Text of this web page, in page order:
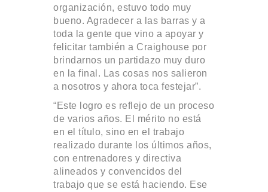
organización, estuvo todo muy
bueno. Agradecer a las barras y a
toda la gente que vino a apoyar y
felicitar también a Craighouse por
brindarnos un partidazo muy duro
en la final. Las cosas nos salieron
a nosotros y ahora toca festejar”.
“Este logro es reflejo de un proceso
de varios años. El mérito no está
en el título, sino en el trabajo
realizado durante los últimos años,
con entrenadores y directiva
alineados y convencidos del
trabajo que se está haciendo. Ese